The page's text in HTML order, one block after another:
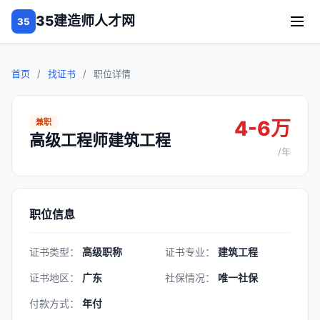
35 35建造师人才网
首页 / 找证书 / 职位详情
兼职
高级工程师建筑工程 4-6万
/年
职位信息
证书类型： 高级职称 证书专业： 建筑工程
证书地区： 广东 社保情况： 唯一社保
付款方式： 年付